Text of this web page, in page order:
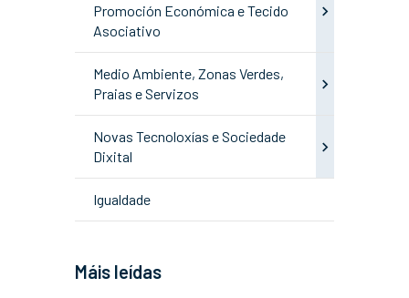
Promoción Económica e Tecido
Asociativo
Medio Ambiente, Zonas Verdes,
Praias e Servizos
Novas Tecnoloxías e Sociedade
Dixital
Igualdade
Máis leídas